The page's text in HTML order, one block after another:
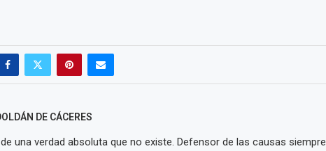
DE CÁCERES
una verdad absoluta que no existe. Defensor de las causas siempre